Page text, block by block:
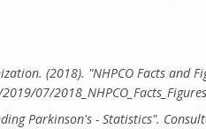
(2018). "NHPCO Facts and
07/
Parkinson's - Statistics".